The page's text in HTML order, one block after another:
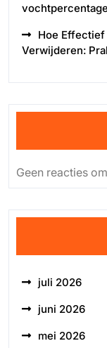
Hoe
Verwijderen:
Geen reacties
juli 2026
juni 2026
mei 2026